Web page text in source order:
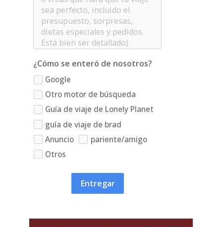
¿Cómo se enteró de nosotros?
Google
Otro motor de búsqueda
Guía de viaje de Lonely Planet
guía de viaje de brad
Anuncio
pariente/amigo
Otros
Entregar